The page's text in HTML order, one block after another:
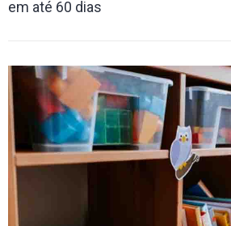
em até 60 dias